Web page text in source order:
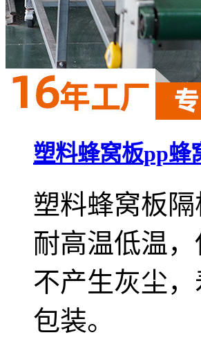
塑料蜂窝板pp蜂
塑料蜂窝板
耐高温低温
不产生灰尘
包装。